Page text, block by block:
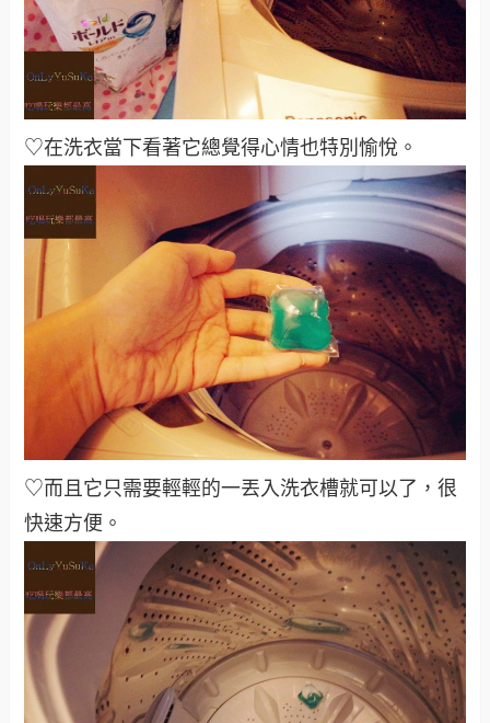
♡在洗衣當下看著它總覺得心情也特別愉悅。
♡而且它只需要輕輕的一丟入洗衣槽就可以了，很
快速方便。